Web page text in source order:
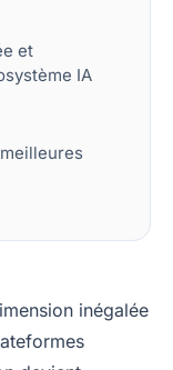
et
IA
inégalée